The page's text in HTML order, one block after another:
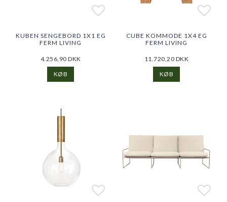
Add to list of favorites
Add to list of favorites
KUBEN SENGEBORD 1X1 EG
FERM LIVING
4.256,90 DKK
KØB
Add
Add
CUBE KOMMODE 1X4 EG
FERM LIVING
11.720,20 DKK
KØB